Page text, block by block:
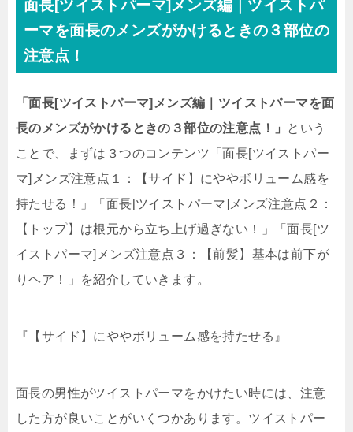
面長[ツイストパーマ]メンズ編｜ツイストパ
ーマを面長のメンズがかけるときの３部位の
注意点！
「面長[ツイストパーマ]メンズ編｜ツイストパーマを面
長のメンズがかけるときの３部位の注意点！」 という
ことで、まずは３つのコンテンツ「面長[ツイストパー
マ]メンズ注意点１：【サイド】にややボリューム感を
持たせる！」「面長[ツイストパーマ]メンズ注意点２：
【トップ】は根元から立ち上げ過ぎない！」「面長[ツ
イストパーマ]メンズ注意点３：【前髪】基本は前下が
りヘア！」を紹介していきます。
『【サイド】にややボリューム感を持たせる』
面長の男性がツイストパーマをかけたい時には、注意
した方が良いことがいくつかあります。ツイストパー